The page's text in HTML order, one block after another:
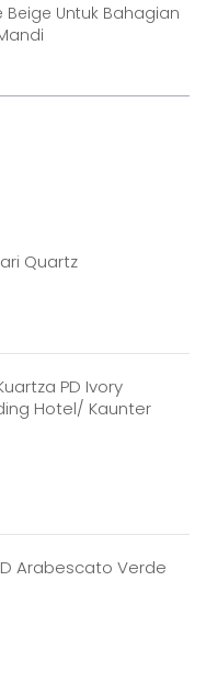
Beige Untuk Bahagian
Quartz
PD Ivory
Hotel/ Kaunter
Arabescato Verde